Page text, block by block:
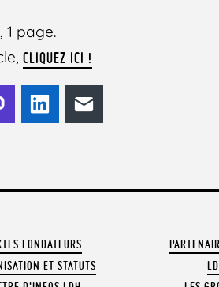
1 page.
CLIQUEZ ICI !
MastodonLinkedIn
FONDATEURS
ET STATUTS